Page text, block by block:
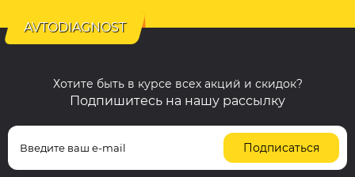
AVTODIAGNOST
Хотите быть в курсе всех акций и скидок?
Подпишитесь на нашу рассылку
Подписаться